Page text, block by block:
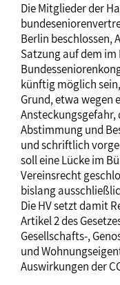
Die Mitglieder der
Berlin beschlossen,
Satzung auf dem
künftig möglich
Grund, etwa wegen
Abstimmung und
und schriftlich
soll eine Lücke im
Vereinsrecht
bislang
Die HV setzt damit
Artikel 2 des
Gesellschafts-,
und
Auswirkungen der